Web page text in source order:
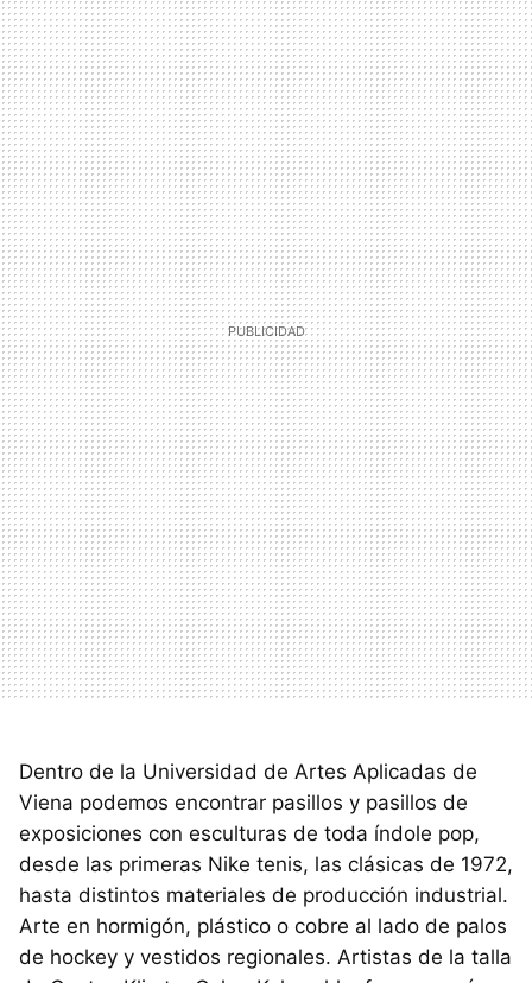
Dentro de la Universidad de Artes Aplicadas de
Viena podemos encontrar pasillos y pasillos de
exposiciones con esculturas de toda índole pop,
desde las primeras Nike tenis, las clásicas de 1972,
hasta distintos materiales de producción industrial.
Arte en hormigón, plástico o cobre al lado de palos
de hockey y vestidos regionales. Artistas de la talla